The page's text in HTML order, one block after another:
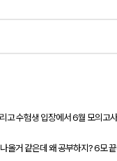
고 수험생 입장에서 6월 모의고
올거 같은데 왜 공부하지? 6모